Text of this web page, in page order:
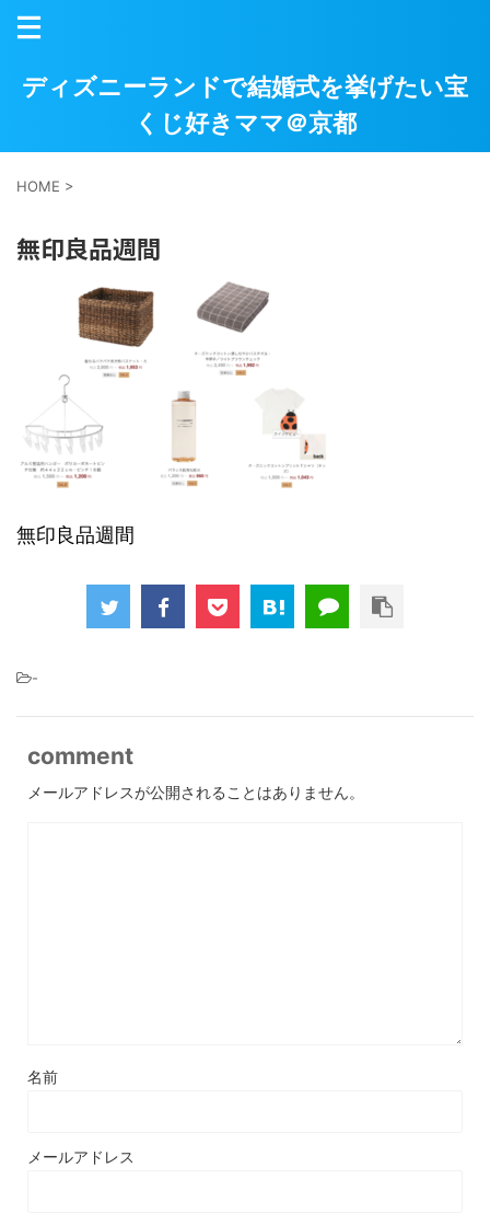
ディズニーランドで結婚式を挙げたい宝
くじ好きママ＠京都
HOME >
無印良品週間
無印良品週間
-
comment
メールアドレスが公開されることはありません。
名前
メールアドレス